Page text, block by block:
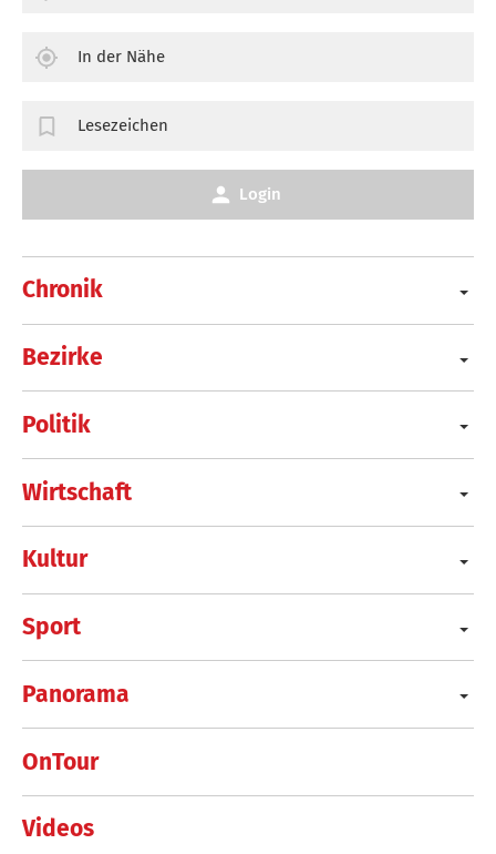
Chronik
Bezirke
Politik
Wirtschaft
Kultur
Sport
Panorama
OnTour
Videos
In der Nähe
Lesezeichen
Login